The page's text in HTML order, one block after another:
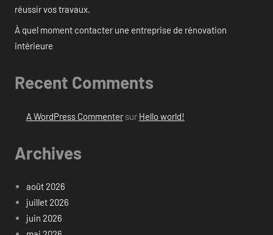
réussir vos travaux.
À quel moment contacter une entreprise de rénovation
intérieure
Recent Comments
A WordPress Commentersur Hello world!
Archives
août 2026
juillet 2026
juin 2026